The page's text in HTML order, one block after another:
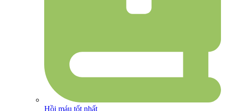
Hồi máu tốt nhất